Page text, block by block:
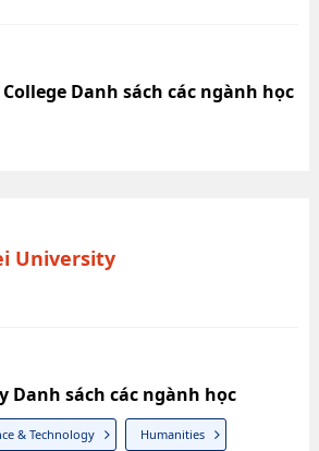
Danh sách các ngành học
University
Danh sách các ngành học
& Technology Humanities